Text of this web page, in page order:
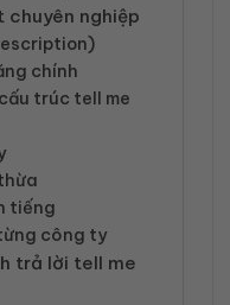
nghiệp
chính
trúc tell me
tiếng
công ty
trả lời tell me